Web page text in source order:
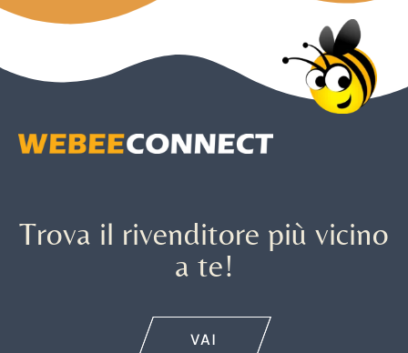
Trova il rivenditore più vicino
a te!
VAI